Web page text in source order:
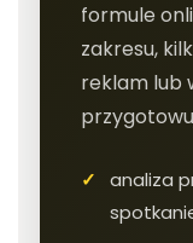
formule
zakresu,
reklam lub
analiza